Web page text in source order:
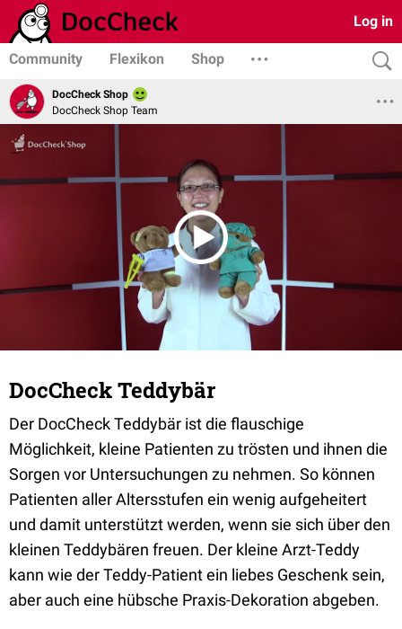
Log in
Community Flexikon Shop
DocCheck Shop
DocCheck Shop Team
DocCheck Teddybär
Der DocCheck Teddybär ist die flauschige
Möglichkeit, kleine Patienten zu trösten und ihnen die
Sorgen vor Untersuchungen zu nehmen. So können
Patienten aller Altersstufen ein wenig aufgeheitert
und damit unterstützt werden, wenn sie sich über den
kleinen Teddybären freuen. Der kleine Arzt-Teddy
kann wie der Teddy-Patient ein liebes Geschenk sein,
aber auch eine hübsche Praxis-Dekoration abgeben.